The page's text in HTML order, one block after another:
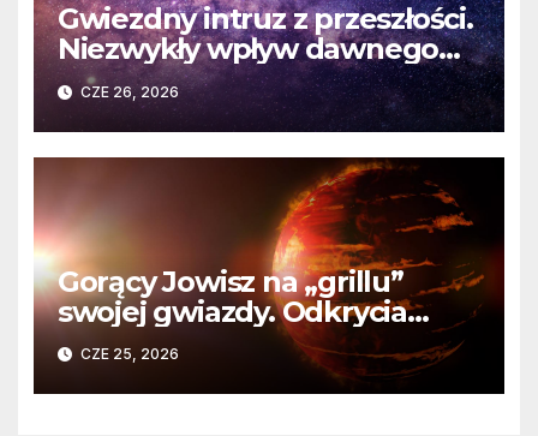
Gwiezdny intruz z przeszłości.
Niezwykły wpływ dawnego
spotkania na komety Układu
Słonecznego
CZE 26, 2026
Gorący Jowisz na „grillu”
swojej gwiazdy. Odkrycia
Teleskopu Webba o HD
80606 b
CZE 25, 2026